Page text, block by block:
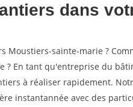
dans
Moustiers-sainte-marie ?
? En tant qu'entreprise du
à réaliser rapidement.
instantannée avec des